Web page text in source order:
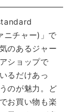
ニチャー)」で
のあるジャー
ショップで
るだけあっ
のが魅力。ど
お買い物も楽